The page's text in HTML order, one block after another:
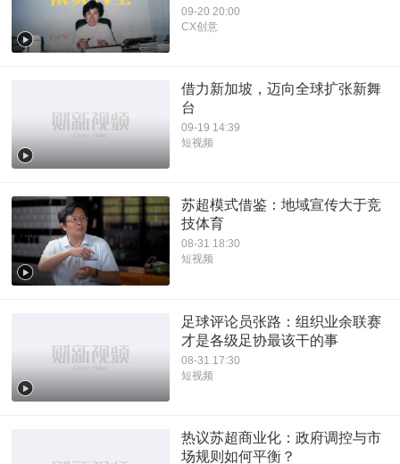
09-20 20:00
CX创意
借力新加坡，迈向全球扩张新舞
台
09-19 14:39
短视频
苏超模式借鉴：地域宣传大于竞
技体育
08-31 18:30
短视频
足球评论员张路：组织业余联赛
才是各级足协最该干的事
08-31 17:30
短视频
热议苏超商业化：政府调控与市
场规则如何平衡？